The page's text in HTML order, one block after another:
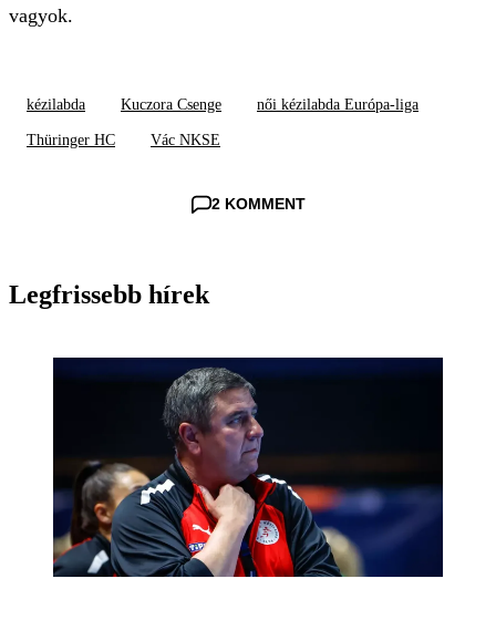
vagyok.
kézilabda Kuczora Csenge női kézilabda Európa-liga
Thüringer HC Vác NKSE
2 KOMMENT
Legfrissebb hírek